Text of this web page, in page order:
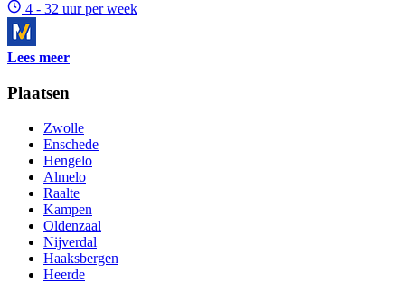
4 - 32 uur per week
Lees meer
Plaatsen
Zwolle
Enschede
Hengelo
Almelo
Raalte
Kampen
Oldenzaal
Nijverdal
Haaksbergen
Heerde